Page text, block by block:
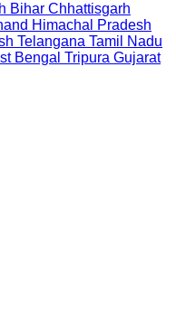
Bihar Chhattisgarh
Himachal Pradesh
Telangana Tamil Nadu
Bengal Tripura Gujarat